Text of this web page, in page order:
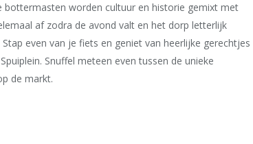
worden cultuur en historie gemixt met
af zodra de avond valt en het dorp letterlijk
even van je fiets en geniet van heerlijke gerechtjes
Snuffel meteen even tussen de unieke
de markt.